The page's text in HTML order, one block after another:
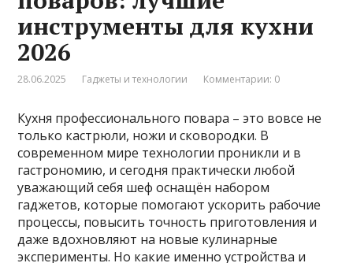
инструменты для кухни
2026
28.06.2025 Гаджеты и технологии Комментарии: 0
Кухня профессионального повара – это вовсе не
только кастрюли, ножи и сковородки. В
современном мире технологии проникли и в
гастрономию, и сегодня практически любой
уважающий себя шеф оснащён набором
гаджетов, которые помогают ускорить рабочие
процессы, повысить точность приготовления и
даже вдохновляют на новые кулинарные
эксперименты. Но какие именно устройства и